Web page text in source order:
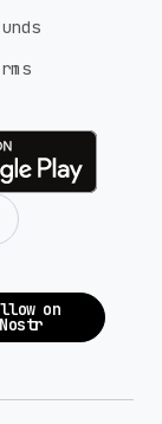
on
Nostr